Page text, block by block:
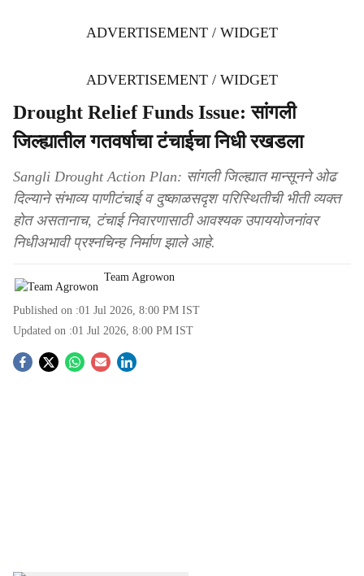
ADVERTISEMENT / WIDGET
ADVERTISEMENT / WIDGET
Drought Relief Funds Issue: सांगली
जिल्ह्यातील गतवर्षाचा टंचाईचा निधी रखडला
Sangli Drought Action Plan: सांगली जिल्ह्यात मान्सूनने ओढ
दिल्याने संभाव्य पाणीटंचाई व दुष्काळसदृश परिस्थितीची भीती व्यक्त
होत असतानाच, टंचाई निवारणासाठी आवश्यक उपाययोजनांवर
निधीअभावी प्रश्नचिन्ह निर्माण झाले आहे.
Team Agrowon
Published on :01 Jul 2026, 8:00 PM IST
Updated on :01 Jul 2026, 8:00 PM IST
S